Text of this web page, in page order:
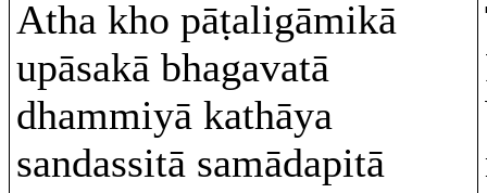
Atha kho pāṭaligāmikā
upāsakā bhagavatā
dhammiyā kathāya
sandassitā samādapitā